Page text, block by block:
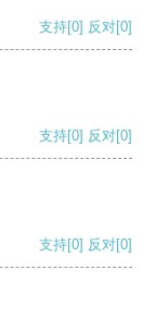
支持[0] 反对[0]
支持[0] 反对[0]
支持[0] 反对[0]